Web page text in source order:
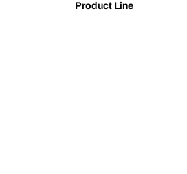
Product Line